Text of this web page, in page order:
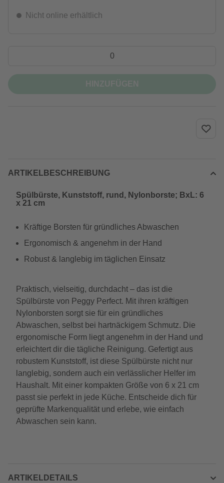
Nicht online erhältlich
ARTIKELBESCHREIBUNG
Spülbürste, Kunststoff, rund, Nylonborste; BxL: 6
x 21 cm
Kräftige Borsten für gründliches Abwaschen
Ergonomisch & angenehm in der Hand
Robust & langlebig im täglichen Einsatz
Praktisch, vielseitig, durchdacht – das ist die
Spülbürste von Peggy Perfect. Mit ihren kräftigen
Nylonborsten sorgt sie für ein gründliches
Abwaschen, selbst bei hartnäckigem Schmutz. Die
ergonomische Form liegt angenehm in der Hand und
erleichtert dir die tägliche Reinigung. Gefertigt aus
robustem Kunststoff, ist diese Spülbürste nicht nur
langlebig, sondern auch ein verlässlicher Helfer im
Haushalt. Mit einer kompakten Größe von 6 x 21 cm
passt sie perfekt in jede Küche. Entscheide dich für
geprüfte Markenqualität und erlebe, wie einfach
Abwaschen sein kann.
ARTIKELDETAILS